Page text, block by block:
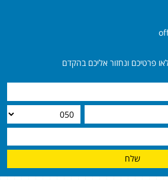
פרטיכם ונחזור אליכם בהקדם
שלח